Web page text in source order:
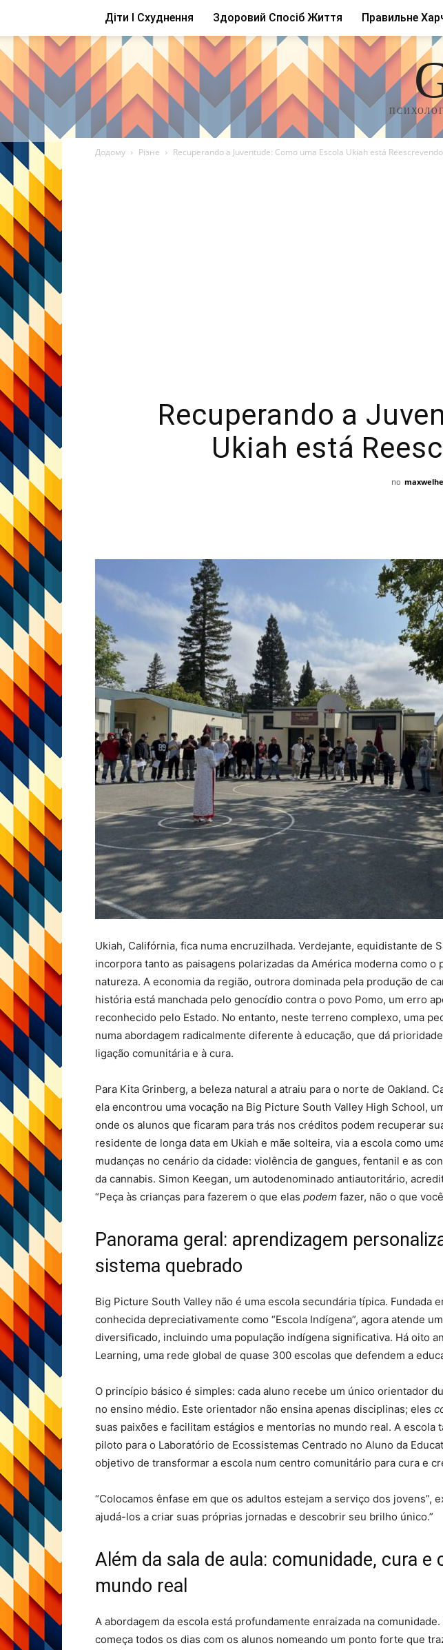
Діти І Схуднення Здоровий Спосіб Життя Правильне
Додому Різне Recuperando a Juventude: Como uma Escola Ukiah está
Recuperando a
Ukiah está
по
Ukiah, Califórnia, fica numa encruzilhada. Verdejante, equidistante de
incorpora tanto as paisagens polarizadas da América moderna como
natureza. A economia da região, outrora dominada pela produção de
história está manchada pelo genocídio contra o povo Pomo, um erro
reconhecido pelo Estado. No entanto, neste terreno complexo, uma
numa abordagem radicalmente diferente à educação, que dá
ligação comunitária e à cura.
Para Kita Grinberg, a beleza natural a atraiu para o norte de Oakland.
ela encontrou uma vocação na Big Picture South Valley High School,
onde os alunos que ficaram para trás nos créditos podem recuperar
residente de longa data em Ukiah e mãe solteira, via a escola como
mudanças no cenário da cidade: violência de gangues, fentanil e as
da cannabis. Simon Keegan, um autodenominado antiautoritário,
“Peça às crianças para fazerem o que elas podem fazer, não o que você
Panorama geral: aprendizagem
sistema quebrado
Big Picture South Valley não é uma escola secundária típica. Fundada
conhecida depreciativamente como “Escola Indígena”, agora atende
diversificado, incluindo uma população indígena significativa. Há oito
Learning, uma rede global de quase 300 escolas que defendem a
O princípio básico é simples: cada aluno recebe um único orientador
no ensino médio. Este orientador não ensina apenas disciplinas; eles
suas paixões e facilitam estágios e mentorias no mundo real. A escola
piloto para o Laboratório de Ecossistemas Centrado no Aluno da
objetivo de transformar a escola num centro comunitário para cura e
“Colocamos ênfase em que os adultos estejam a serviço dos jovens”,
ajudá-los a criar suas próprias jornadas e descobrir seu brilho único.”
Além da sala de aula: comunidade, cura e
mundo real
A abordagem da escola está profundamente enraizada na
começa todos os dias com os alunos nomeando um ponto forte que